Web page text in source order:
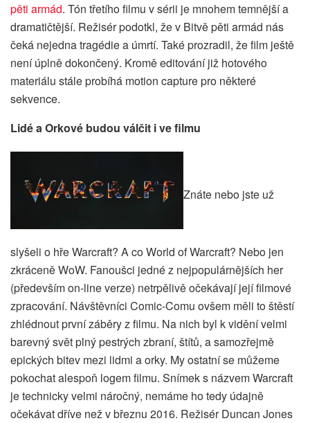
pěti armád. Tón třetího filmu v sérii je mnohem temnější a
dramatičtější. Režisér podotkl, že v Bitvě pěti armád nás
čeká nejedna tragédie a úmrtí. Také prozradil, že film ještě
není úplně dokončený. Kromě editování již hotového
materiálu stále probíhá motion capture pro některé
sekvence.
Lidé a Orkové budou válčit i ve filmu
Znáte nebo jste už
slyšeli o hře Warcraft? A co World of Warcraft? Nebo jen
zkráceně WoW. Fanoušci jedné z nejpopulárnějších her
(především on-line verze) netrpělivě očekávají její filmové
zpracování. Návštěvníci Comic-Comu ovšem měli to štěstí
zhlédnout první záběry z filmu. Na nich byl k vidění velmi
barevný svět plný pestrých zbraní, štítů, a samozřejmě
epických bitev mezi lidmi a orky. My ostatní se můžeme
pokochat alespoň logem filmu. Snímek s názvem Warcraft
je technicky velmi náročný, nemáme ho tedy údajně
očekávat dříve než v březnu 2016. Režisér Duncan Jones